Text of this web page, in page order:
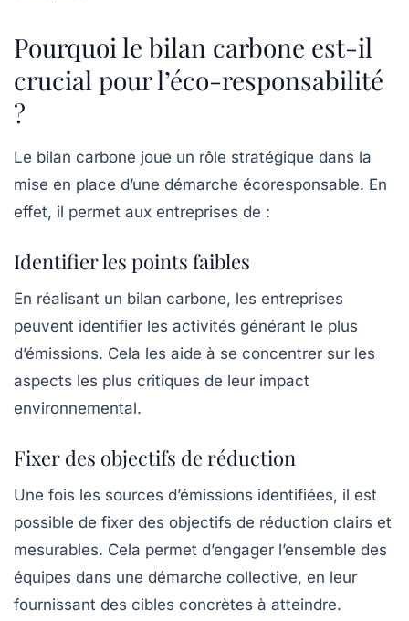
Pourquoi le bilan carbone est-il
crucial pour l’éco-responsabilité
?
Le bilan carbone joue un rôle stratégique dans la
mise en place d’une démarche écoresponsable. En
effet, il permet aux entreprises de :
Identifier les points faibles
En réalisant un bilan carbone, les entreprises
peuvent identifier les activités générant le plus
d’émissions. Cela les aide à se concentrer sur les
aspects les plus critiques de leur impact
environnemental.
Fixer des objectifs de réduction
Une fois les sources d’émissions identifiées, il est
possible de fixer des objectifs de réduction clairs et
mesurables. Cela permet d’engager l’ensemble des
équipes dans une démarche collective, en leur
fournissant des cibles concrètes à atteindre.